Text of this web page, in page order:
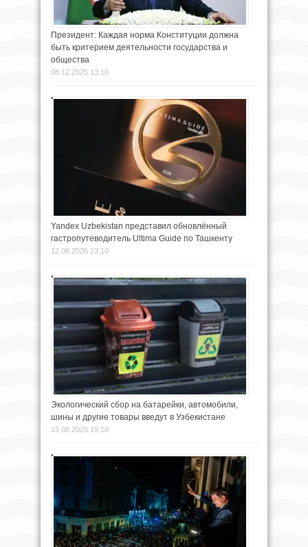
Президент: Каждая норма Конституции должна
быть критерием деятельности государства и
общества
08.12.2025 13:10
Yandex Uzbekistan представил обновлённый
гастропутеводитель Ultima Guide по Ташкенту
12.06.2026 23:10
Экологический сбор на батарейки, автомобили,
шины и другие товары введут в Узбекистане
15.08.2025 15:10